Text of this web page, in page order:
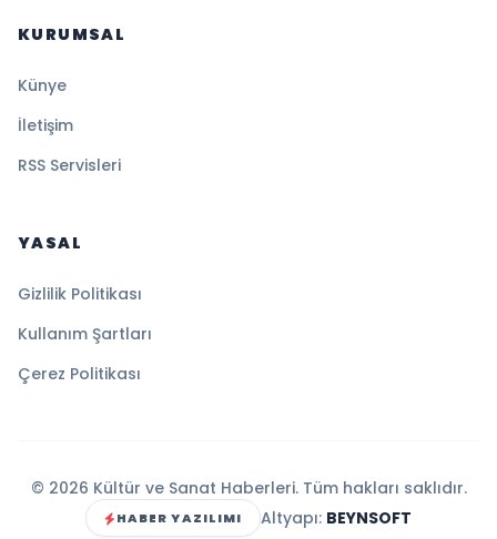
KURUMSAL
Künye
İletişim
RSS Servisleri
YASAL
Gizlilik Politikası
Kullanım Şartları
Çerez Politikası
© 2026 Kültür ve Sanat Haberleri. Tüm hakları saklıdır.
HABER YAZILIMI Altyapı: BEYNSOFT